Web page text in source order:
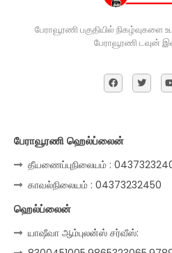
பேராவூரணி பகுதியில்
பேராவூரணி
பேராவூரணி ஹெல்ப்லைன்
தீயணைப்புநிலையம் :
காவல்நிலையம் : 04373232450
ஹெல்ப்லைன்
யாஷீவா ஆம்புலன்ஸ் சர்வீஸ்: